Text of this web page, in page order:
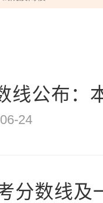
线公布：
24
分数线及